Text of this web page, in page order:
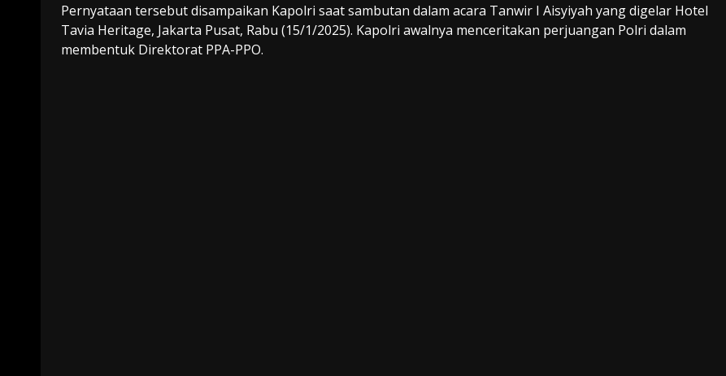
Pernyataan tersebut disampaikan Kapolri saat sambutan dalam acara Tanwir I Aisyiyah yang digelar Hotel
Tavia Heritage, Jakarta Pusat, Rabu (15/1/2025). Kapolri awalnya menceritakan perjuangan Polri dalam
membentuk Direktorat PPA-PPO.